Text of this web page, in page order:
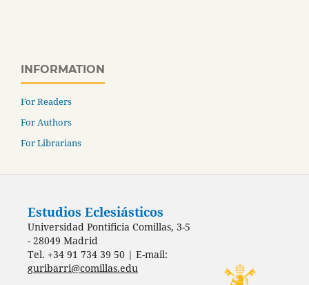
INFORMATION
For Readers
For Authors
For Librarians
Estudios Eclesiásticos
Universidad Pontificia Comillas, 3-5
- 28049 Madrid
Tel. +34 91 734 39 50 | E-mail:
guribarri@comillas.edu